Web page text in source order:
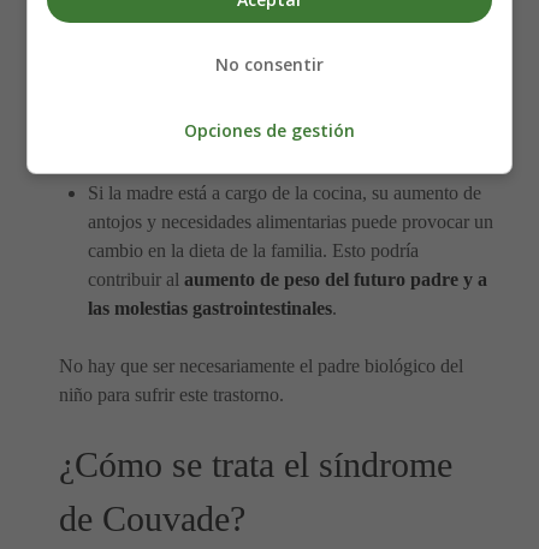
sentimiento de ser dejado de lado durante un
principalmente en la madre. Los hombres que
envidiar la capacidad de su pareja para tener un hijo.
Si la madre está a cargo de la cocina, su aumento de
antojos y necesidades alimentarias puede provocar un
cambio en la dieta de la familia. Esto podría
contribuir al aumento de peso del futuro padre y a
las molestias gastrointestinales.
No hay que ser necesariamente el padre biológico del
niño para sufrir este trastorno.
¿Cómo se trata el síndrome
de Couvade?
No consentir
Opciones de gestión